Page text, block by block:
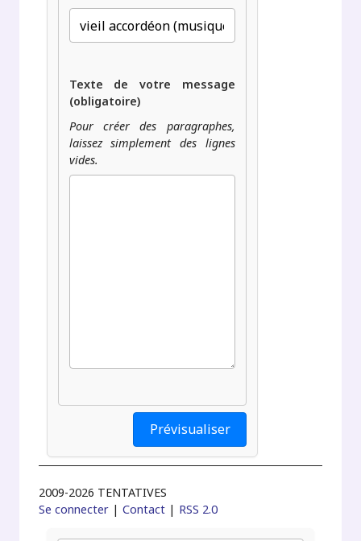
Texte de votre message
(obligatoire)
Pour créer des paragraphes,
laissez simplement des lignes
vides.
2009-2026 TENTATIVES
Se connecter |Contact | RSS 2.0